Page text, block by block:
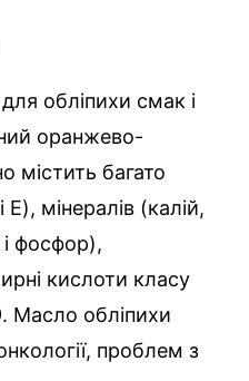
обліпихи смак і
оранжево-
містить багато
E), мінералів (калій,
і фосфор),
кислоти класу
Масло обліпихи
проблем з